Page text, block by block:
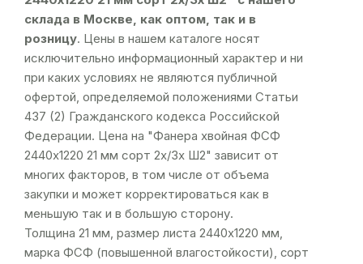
склада в Москве, как оптом, так и в
розницу. Цены в нашем каталоге носят
исключительно информационный характер и ни
при каких условиях не являются публичной
офертой, определяемой положениями Статьи
437 (2) Гражданского кодекса Российской
Федерации. Цена на "Фанера хвойная ФСФ
2440х1220 21 мм сорт 2х/3х Ш2" зависит от
многих факторов, в том числе от объема
закупки и может корректироваться как в
меньшую так и в большую сторону.
Толщина 21 мм, размер листа 2440х1220 мм,
марка ФСФ (повышенной влагостойкости), сорт